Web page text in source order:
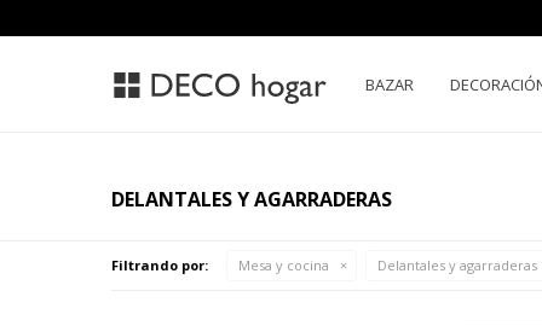
BAZAR
DELANTALES Y AGARRADERAS
Filtrando por: Mesa y cocina Delantales y agarraderas